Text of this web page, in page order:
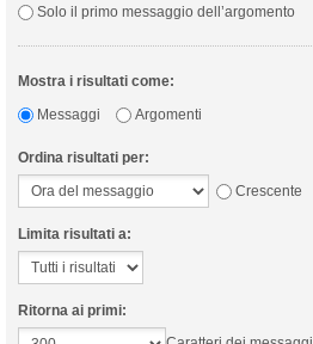
Solo il primo messaggio dell’argomento
Mostra i risultati come:
Messaggi
Argomenti
Ordina risultati per:
Crescente
Limita risultati a:
Ritorna ai primi: